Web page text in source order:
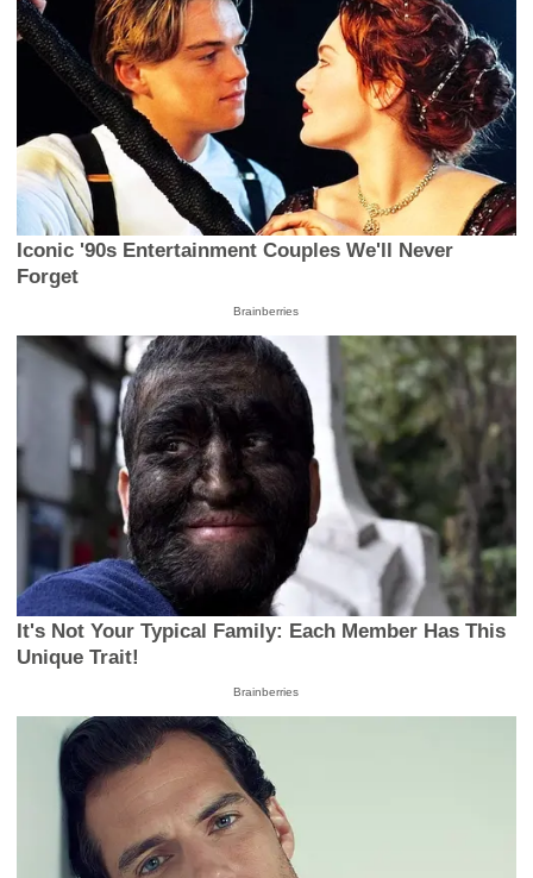
Iconic '90s Entertainment Couples We'll Never
Forget
Brainberries
It's Not Your Typical Family: Each Member Has This
Unique Trait!
Brainberries